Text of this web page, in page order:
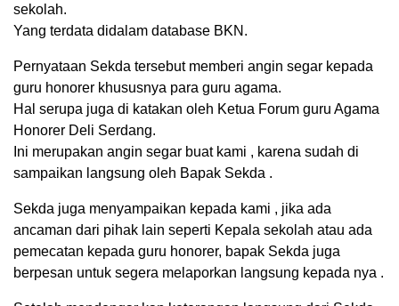
sekolah.
Yang terdata didalam database BKN.
Pernyataan Sekda tersebut memberi angin segar kepada
guru honorer khususnya para guru agama.
Hal serupa juga di katakan oleh Ketua Forum guru Agama
Honorer Deli Serdang.
Ini merupakan angin segar buat kami , karena sudah di
sampaikan langsung oleh Bapak Sekda .
Sekda juga menyampaikan kepada kami , jika ada
ancaman dari pihak lain seperti Kepala sekolah atau ada
pemecatan kepada guru honorer, bapak Sekda juga
berpesan untuk segera melaporkan langsung kepada nya .